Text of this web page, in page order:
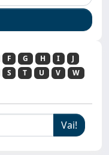
F G H I
J
S T U V
W